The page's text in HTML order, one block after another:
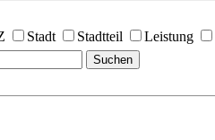
Stadt Stadtteil Leistung